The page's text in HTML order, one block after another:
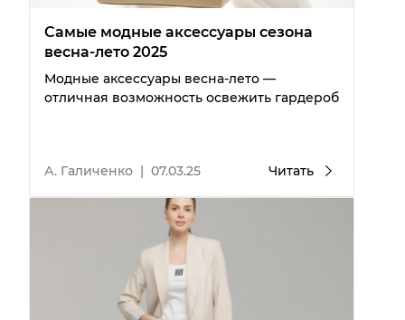
Самые модные аксессуары сезона
весна-лето 2025
Модные аксессуары весна-лето —
отличная возможность освежить гардероб
А. Галиченко | 07.03.25 Читать